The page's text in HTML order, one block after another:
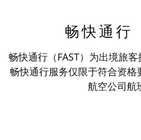
畅快通行
畅快通行（FAST）为出境旅
畅快通行服务仅限于符合资
航空公司航